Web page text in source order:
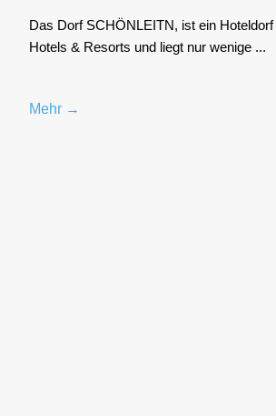
Das Dorf SCHÖNLEITN, ist ein
Hotels & Resorts und liegt nur weni­ge ...
Mehr →